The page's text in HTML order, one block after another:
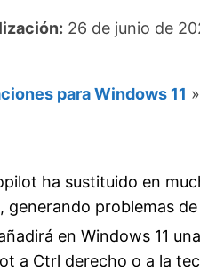
26 de junio de
para Windows 11 »
ha sustituido en
generando problemas
en Windows 11
a Ctrl derecho o a la